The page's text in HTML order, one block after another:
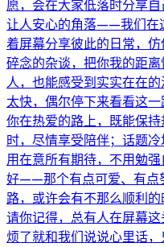
愿，会在大家低落时分享
让人安心的角落——我们在
着屏幕分享彼此的日常，
碎念的杂谈，把你我的距
人，也能感受到实实在在
太快，偶尔停下来看看这
你在热爱的路上，既能保
时，尽情享受陪伴；话题
用在意所有期待，不用勉
好——那个有点可爱、有点
路，或许会有不那么顺利
请你记得，总有人在屏幕这
烦了就和我们说说心里话